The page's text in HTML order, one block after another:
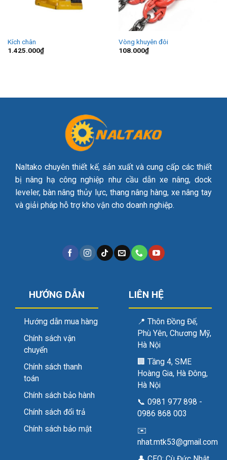
Kích chân
1.425.000₫
Vòng khuyên đôi
108.000₫
Naltako chuyên thiết kế, sản xuất và cung cấp các thiết
bị nâng hạ công nghiệp như cầu dẫn xe nâng, dock
leveler, bàn nâng thủy lực, thang nâng hàng, xe nâng tay
và giải pháp hỗ trợ kho vận cho doanh nghiệp.
HƯỚNG DẪN
Hướng dẫn mua hàng
Chính sách vận
chuyển
Chính sách thanh
toán
Chính sách bảo hành
Chính sách đổi trả
Chính sách bảo mật
LIÊN HỆ
📍 Thôn Đồng Đế,
Phù Yên, Chương Mỹ,
Hà Nội
🏢 Tầng 4, SME
Hoàng Gia, Hà Đông,
Hà Nội
📞 0981 977 898 -
0986 868 003
✉️
nhat.mtk53@gmail.com